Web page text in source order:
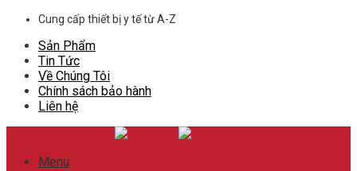
Skip
content
Cung cấp thiết bị y tế từ A-Z
Sản Phẩm
Tin Tức
Về Chúng Tôi
Chính sách bảo hành
Liên hệ
Menu